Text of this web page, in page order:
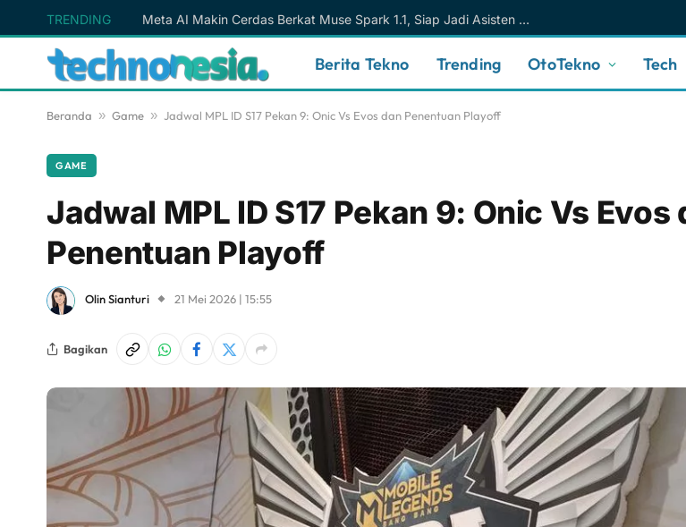
TRENDING Meta AI Makin Cerdas Berkat Muse Spark 1.1, Siap Jadi Asisten AI Personal yang Lebih Intuitif
Berita Tekno Trending OtoTekno Tech
Beranda » Game » Jadwal MPL ID S17 Pekan 9: Onic Vs Evos dan Penentuan Playoff
GAME
Jadwal MPL ID S17 Pekan 9: Onic Vs Evos
Penentuan Playoff
Olin Sianturi 21 Mei 2026 | 15:55
Bagikan